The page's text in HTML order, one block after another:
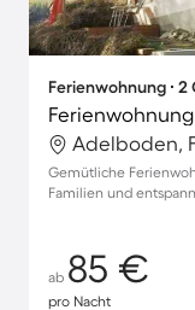
Ferienwohnung ∙ 2
Adelboden,
Gemütliche
Familien und
ab 85 €
pro Nacht